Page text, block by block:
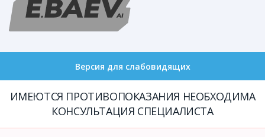
Версия для слабовидящих
ИМЕЮТСЯ ПРОТИВОПОКАЗАНИЯ НЕОБХОДИМА
КОНСУЛЬТАЦИЯ СПЕЦИАЛИСТА